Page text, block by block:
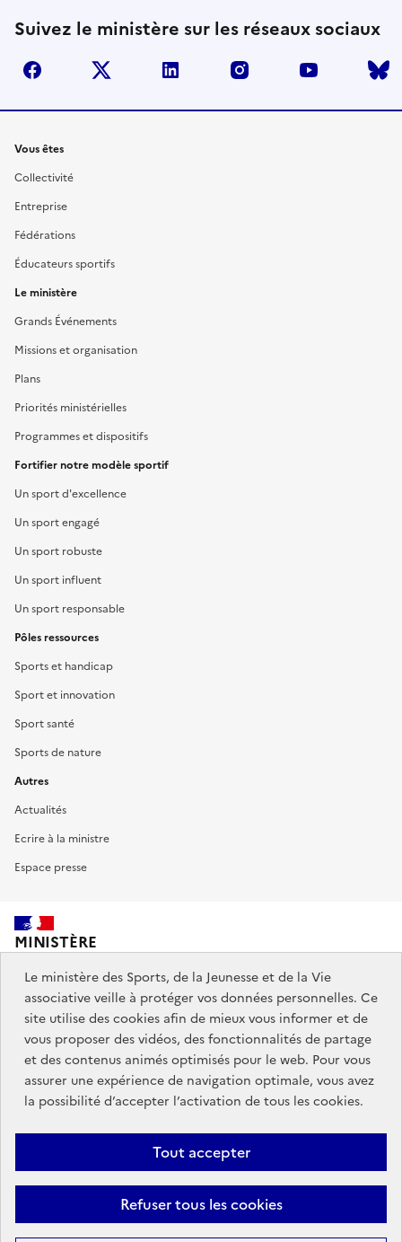
Suivez le ministère sur les réseaux sociaux
facebook twitter linkedin instagram youtube
Liens
Vous êtes
Collectivité
Entreprise
Fédérations
Éducateurs sportifs
Le ministère
Grands Événements
Missions et organisation
Plans
Priorités ministérielles
Programmes et dispositifs
Fortifier notre modèle sportif
Un sport d'excellence
Un sport engagé
Un sport robuste
Un sport influent
Un sport responsable
Pôles ressources
Sports et handicap
Sport et innovation
Sport santé
Sports de nature
Autres
Actualités
Ecrire à la ministre
Espace presse
MINISTÈRE
DES SPORTS,
DE LA JEUNESSE
ET DE LA VIE ASSOCIATIVE
Découvrez également jeunes.gouv.fr et education.gouv.fr.
Liens
institutionnels
info.gouv.fr
service-public.gouv.fr
légifrance.gouv.fr
data.gouv.fr
Liens
légaux
Plan du site Mentions Légales
Accessibilité : partiellement
Le ministère des Sports, de la Jeunesse et de la Vie
associative veille à protéger vos données personnelles. Ce
site utilise des cookies afin de mieux vous informer et de
vous proposer des vidéos, des fonctionnalités de partage
et des contenus animés optimisés pour le web. Pour vous
assurer une expérience de navigation optimale, vous avez
la possibilité d’accepter l’activation de tous les cookies.
Tout accepter
Refuser tous les cookies